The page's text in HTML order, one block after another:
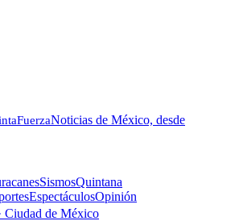
FuerzaNoticias de México, desde
SismosQuintana
EspectáculosOpinión
Ciudad de México